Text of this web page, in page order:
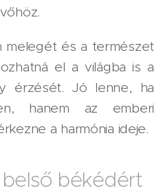
melegét és a természet
el a világba is a
érzését. Jó lenne, ha
hanem az emberi
a harmónia ideje.
békédért